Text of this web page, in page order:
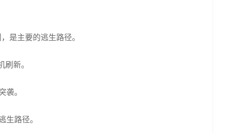
是主要的逃生路径。
新。
。
路径。